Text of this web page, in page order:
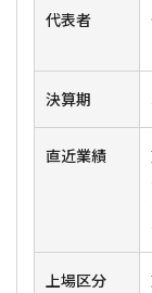
代表者
決算期
直近業績
上場区分